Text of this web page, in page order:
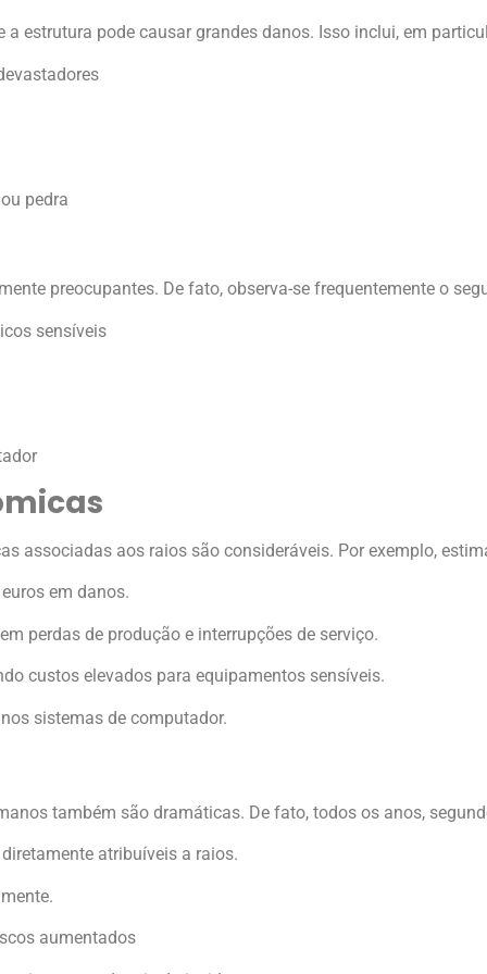
estrutura pode causar grandes danos. Isso inclui, em
pedra
preocupantes. De fato, observa-se frequentemente o
sensíveis
associadas aos raios são consideráveis. Por exemplo,
em danos.
perdas de produção e interrupções de serviço.
custos elevados para equipamentos sensíveis.
sistemas de computador.
também são dramáticas. De fato, todos os anos,
atribuíveis a raios.
aumentados